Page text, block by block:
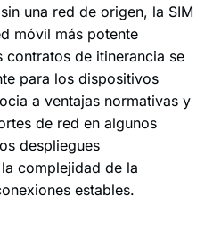
una red de origen, la SIM
móvil más potente
de itinerancia se
para los dispositivos
a ventajas normativas y
de red en algunos
despliegues
complejidad de la
estables.